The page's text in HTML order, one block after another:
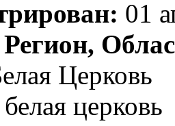
01
Церковь
белая церковь